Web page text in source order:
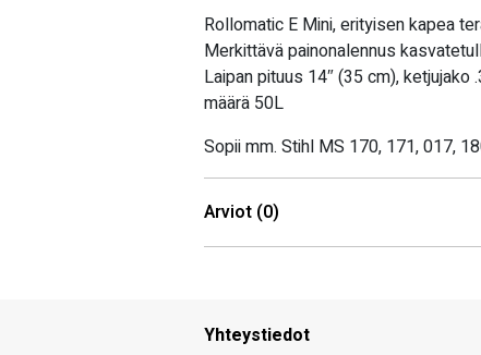
Rollomatic E Mini, erityisen kapea
Merkittävä painonalennus
Laipan pituus 14″ (35 cm),
määrä 50L
Sopii mm. Stihl MS 170, 171, 017,
Arviot (0)
Yhteystiedot